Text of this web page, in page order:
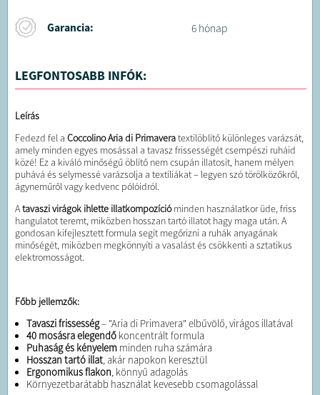
Garancia: 6 hónap
LEGFONTOSABB INFÓK:
Leírás
Fedezd fel a Coccolino Aria di Primaveratextilöblítő különleges varázsát,
amely minden egyes mosással a tavasz frissességét csempészi ruháid
közé! Ez a kiváló minőségű öblítő nem csupán illatosít, hanem mélyen
puhává és selymessé varázsolja a textíliákat – legyen szó törölközőkről,
ágyneműről vagy kedvenc pólóidról.
Atavaszi virágok ihlette illatkompozícióminden használatkor üde, friss
hangulatot teremt, miközben hosszan tartó illatot hagy maga után. A
gondosan kifejlesztett formula segít megőrizni a ruhák anyagának
minőségét, miközben megkönnyíti a vasalást és csökkenti a sztatikus
elektromosságot.
Főbb jellemzők:
Tavaszi frissesség– "Aria di Primavera" elbűvölő, virágos illatával
40 mosásra elegendő koncentrált formula
Puhaság és kényelem minden ruha számára
Hosszan tartó illat, akár napokon keresztül
Ergonomikus flakon, könnyű adagolás
Környezetbarátabb használat kevesebb csomagolással